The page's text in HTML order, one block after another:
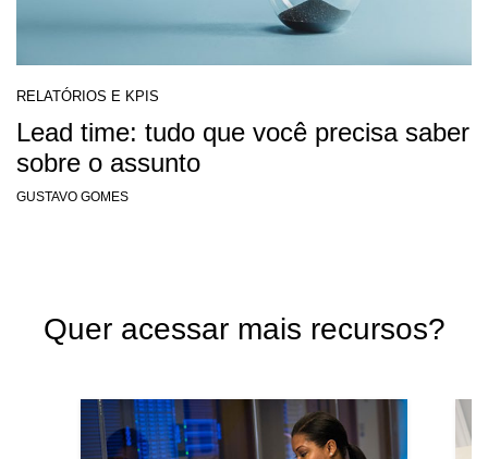
RELATÓRIOS E KPIS
Lead time: tudo que você precisa saber
sobre o assunto
GUSTAVO GOMES
Quer acessar mais recursos?